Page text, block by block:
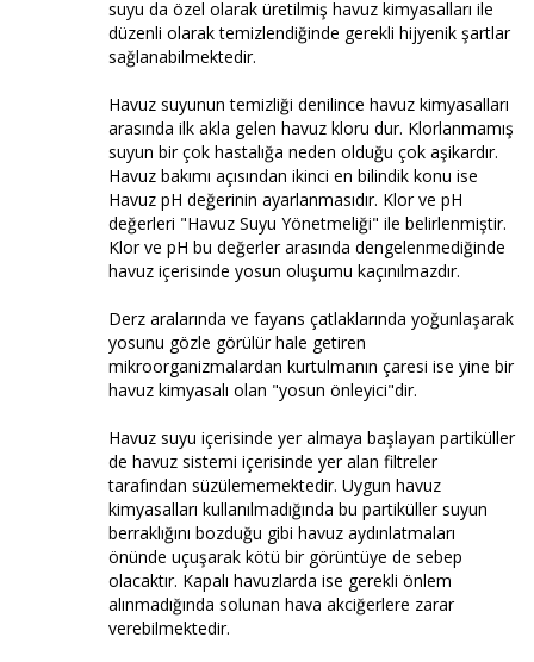
suyu da özel olarak üretilmiş havuz kimyasalları ile
düzenli olarak temizlendiğinde gerekli hijyenik şartlar
sağlanabilmektedir.
Havuz suyunun temizliği denilince havuz kimyasalları
arasında ilk akla gelen havuz kloru dur. Klorlanmamış
suyun bir çok hastalığa neden olduğu çok aşikardır.
Havuz bakımı açısından ikinci en bilindik konu ise
Havuz pH değerinin ayarlanmasıdır. Klor ve pH
değerleri "Havuz Suyu Yönetmeliği" ile belirlenmiştir.
Klor ve pH bu değerler arasında dengelenmediğinde
havuz içerisinde yosun oluşumu kaçınılmazdır.
Derz aralarında ve fayans çatlaklarında yoğunlaşarak
yosunu gözle görülür hale getiren
mikroorganizmalardan kurtulmanın çaresi ise yine bir
havuz kimyasalı olan "yosun önleyici"dir.
Havuz suyu içerisinde yer almaya başlayan partiküller
de havuz sistemi içerisinde yer alan filtreler
tarafından süzülememektedir. Uygun havuz
kimyasalları kullanılmadığında bu partiküller suyun
berraklığını bozduğu gibi havuz aydınlatmaları
önünde uçuşarak kötü bir görüntüye de sebep
olacaktır. Kapalı havuzlarda ise gerekli önlem
alınmadığında solunan hava akciğerlere zarar
verebilmektedir.